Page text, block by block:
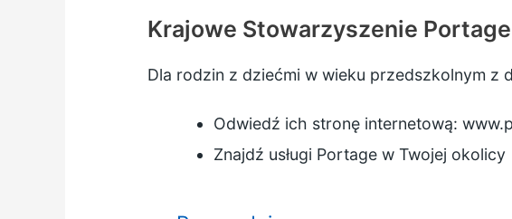
Krajowe Stowarzyszenie Portage
Dla rodzin z dziećmi w wieku przedszkolnym z
Odwiedź ich stronę internetową:
Znajdź usługi Portage w Twojej okolicy